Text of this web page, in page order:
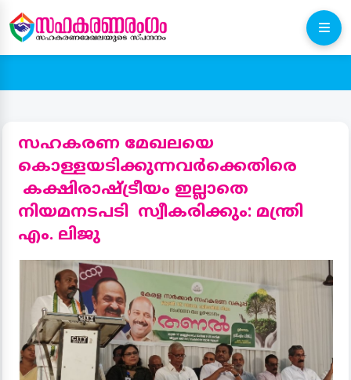
സഹകരണ മേഖലയെ
കൊള്ളയടിക്കുന്നവർക്കെതിരെ
കക്ഷിരാഷ്ട്രീയം ഇല്ലാതെ
നിയമനടപടി സ്വീകരിക്കും: മന്ത്രി
എം. ലിജു